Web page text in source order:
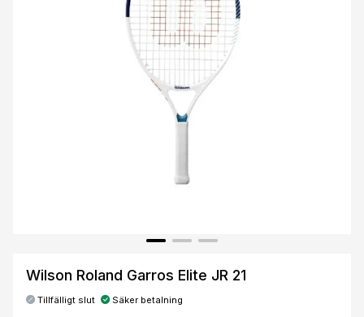
Wilson Roland Garros Elite JR 21
Tillfälligt slut Säker betalning